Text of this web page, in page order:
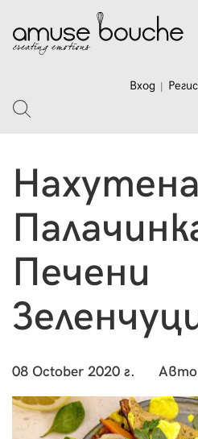
Вход
Нахутена
Печени
08 October 2020 г.